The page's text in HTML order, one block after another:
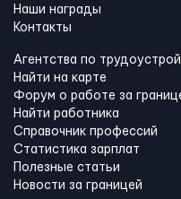
Наши награды
Контакты
Агентства по
Найти на карте
Форум о работе за
Найти работника
Справочник профессий
Статистика зарплат
Полезные статьи
Новости за границей